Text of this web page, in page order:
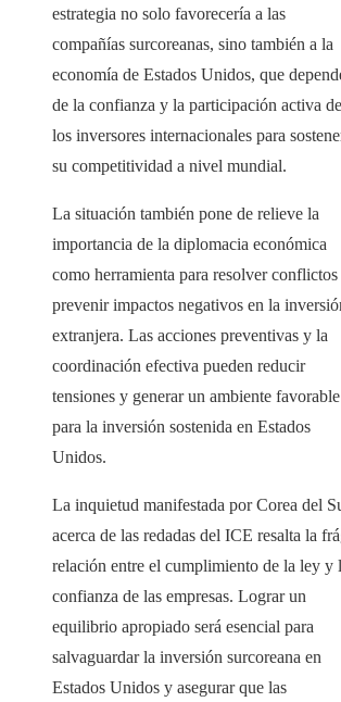
estrategia no solo favorecería a las
compañías surcoreanas, sino también a la
economía de Estados Unidos, que
de la confianza y la participación activa de
los inversores internacionales para
su competitividad a nivel mundial.
La situación también pone de relieve la
importancia de la diplomacia económica
como herramienta para resolver
prevenir impactos negativos en la
extranjera. Las acciones preventivas y la
coordinación efectiva pueden reducir
tensiones y generar un ambiente favorable
para la inversión sostenida en Estados
Unidos.
La inquietud manifestada por Corea del
acerca de las redadas del ICE resalta la
relación entre el cumplimiento de la ley y
confianza de las empresas. Lograr un
equilibrio apropiado será esencial para
salvaguardar la inversión surcoreana en
Estados Unidos y asegurar que las